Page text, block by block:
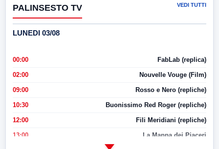
PALINSESTO TV VEDI TUTTI
LUNEDI 03/08
00:00 FabLab (replica)
02:00 Nouvelle Vouge (Film)
09:00 Rosso e Nero (repliche)
10:30 Buonissimo Red Roger (repliche)
12:00 Fili Meridiani (repliche)
13:00 La Mappa dei Piaceri